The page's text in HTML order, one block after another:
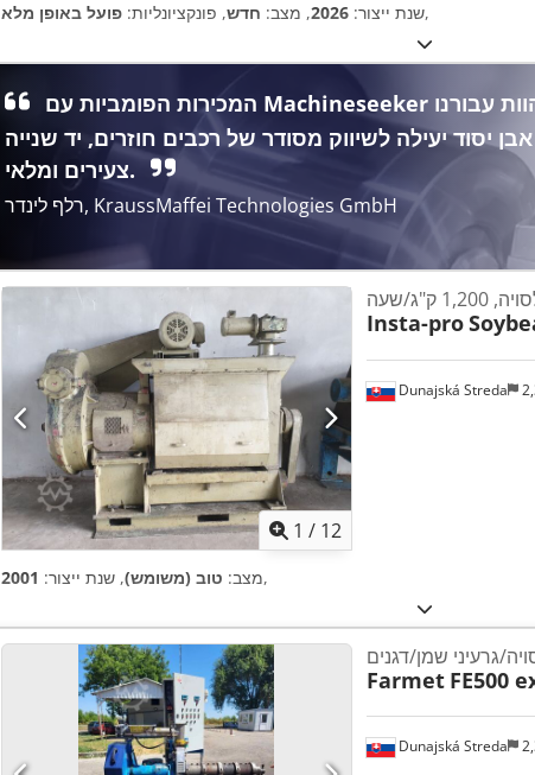
שנת ייצור: 2026, מצב: חדש, פונקציונליות: פועל באופן מלא ,
אבן יסוד יעילה לשיווק מסודר של רכבים חוזרים, יד שנייה
צעירים ומלאי.
רלף לינדר, KraussMaffei Technologies GmbH
1 / 12
Dunajská Streda
ק"ג/שעה
Insta-pro
מצב: טוב (משומש), שנת ייצור: 2001 ,
Dunajská Streda
גרעיני שמן/דגנים
Farmet FE500